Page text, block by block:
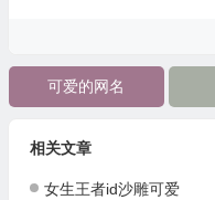
可爱的网名
相关文章
女生王者id沙雕可爱